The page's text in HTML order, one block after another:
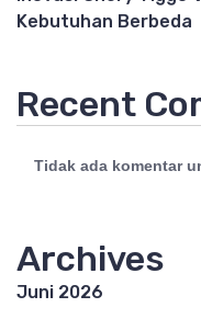
Kebutuhan Berbeda
Recent
Tidak ada komentar
Archives
Juni 2026